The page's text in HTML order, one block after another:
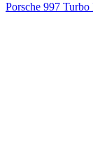
Porsche 997